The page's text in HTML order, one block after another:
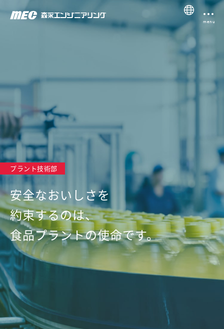
プラント技術部
安全なおいしさを
約束するのは、
食品プラントの使命です。
menu